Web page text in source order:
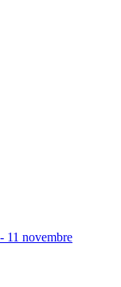
11 novembre